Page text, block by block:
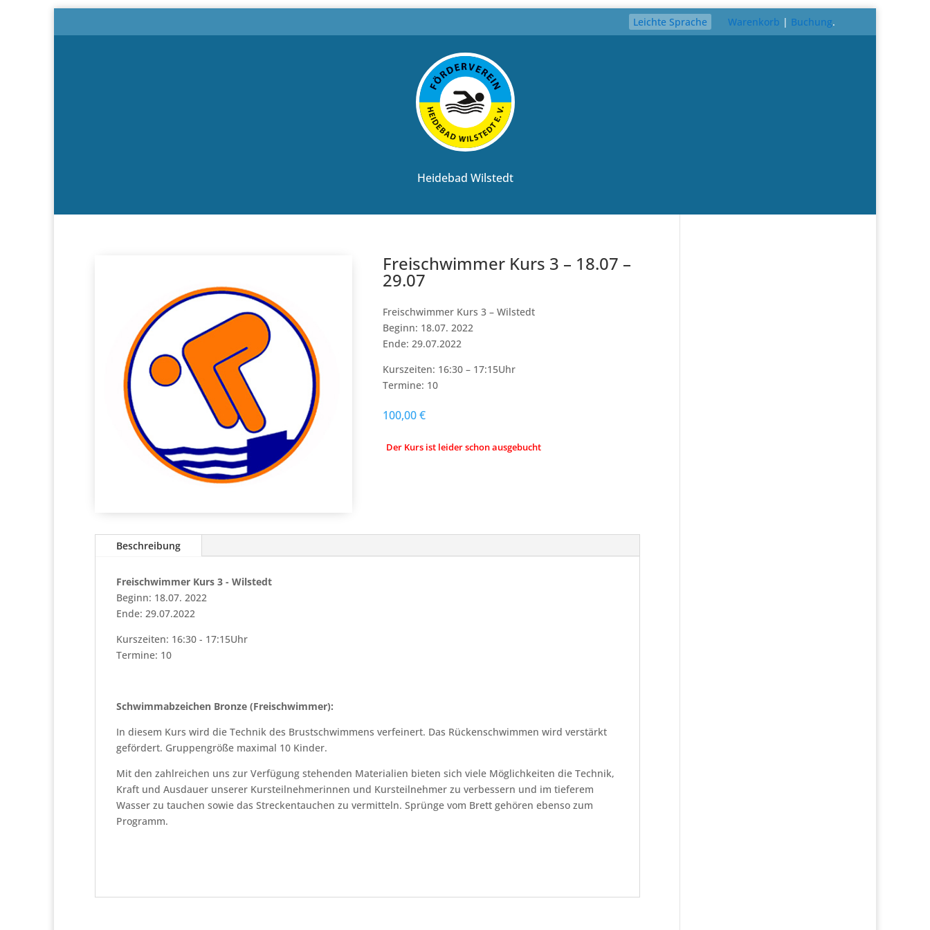
Leichte Sprache Warenkorb | Buchung.
Heidebad Wilstedt
Freischwimmer Kurs 3 – 18.07 –
29.07
Freischwimmer Kurs 3 – Wilstedt
Beginn: 18.07. 2022
Ende: 29.07.2022
Kurszeiten: 16:30 – 17:15Uhr
Termine: 10
100,00€
Der Kurs ist leider schon ausgebucht
Beschreibung
Freischwimmer Kurs 3 - Wilstedt
Beginn: 18.07. 2022
Ende: 29.07.2022
Kurszeiten: 16:30 - 17:15Uhr
Termine: 10
Schwimmabzeichen Bronze (Freischwimmer):
In diesem Kurs wird die Technik des Brustschwimmens verfeinert. Das Rückenschwimmen wird verstärkt
gefördert. Gruppengröße maximal 10 Kinder.
Mit den zahlreichen uns zur Verfügung stehenden Materialien bieten sich viele Möglichkeiten die Technik,
Kraft und Ausdauer unserer Kursteilnehmerinnen und Kursteilnehmer zu verbessern und im tieferem
Wasser zu tauchen sowie das Streckentauchen zu vermitteln. Sprünge vom Brett gehören ebenso zum
Programm.